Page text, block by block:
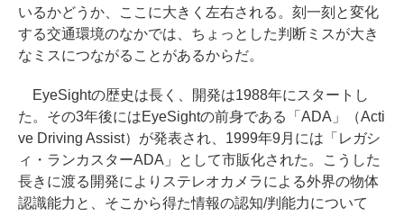
いるかどうか、ここに大きく左右される。刻一刻と変化
する交通環境のなかでは、ちょっとした判断ミスが大き
なミスにつながることがあるからだ。
EyeSightの歴史は長く、開発は1988年にスタートし
た。その3年後にはEyeSightの前身である「ADA」（Acti
ve Driving Assist）が発表され、1999年9月には「レガシ
ィ・ランカスターADA」として市販化された。こうした
長きに渡る開発によりステレオカメラによる外界の物体
認識能力と、そこから得た情報の認知/判能力について